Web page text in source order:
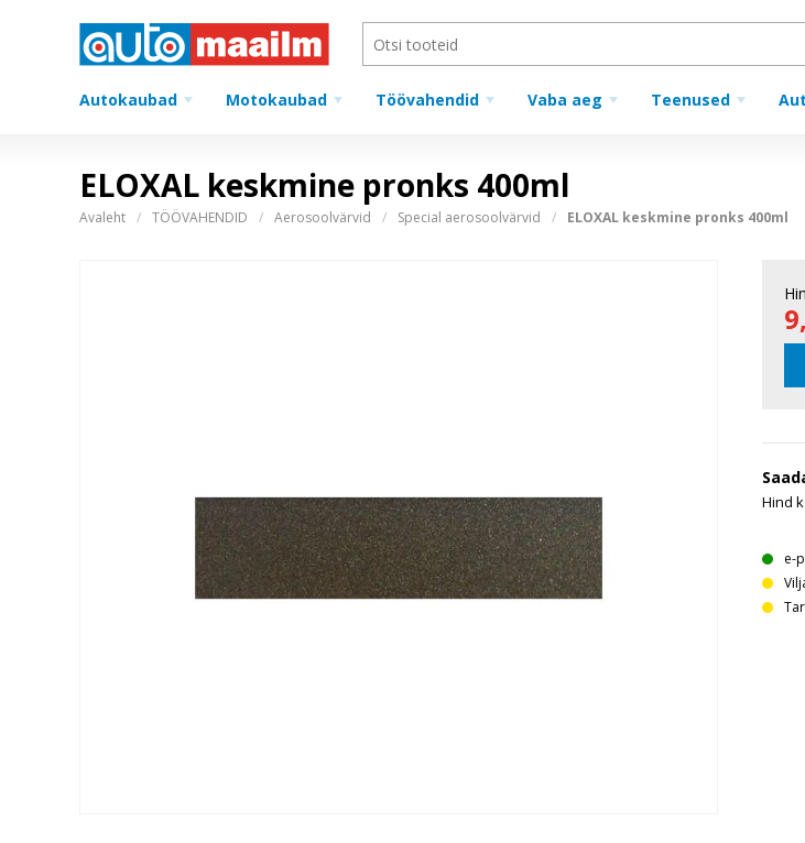
Autokaubad Motokaubad Töövahendid Vaba aeg Teenused
ELOXAL keskmine pronks 400ml
Avaleht TÖÖVAHENDID Aerosoolvärvid Special aerosoolvärvid ELOXAL keskmine pronks 400ml
Hind
e-